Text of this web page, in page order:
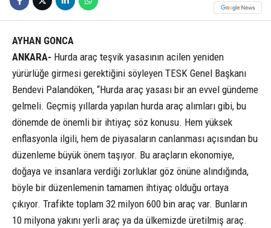
AYHAN GONCA
ANKARA- Hurda araç teşvik yasasının acilen yeniden
yürürlüğe girmesi gerektiğini söyleyen TESK Genel Başkanı
Bendevi Palandöken, “Hurda araç yasası bir an evvel gündeme
gelmeli. Geçmiş yıllarda yapılan hurda araç alımları gibi, bu
dönemde de önemli bir ihtiyaç söz konusu. Hem yüksek
enflasyonla ilgili, hem de piyasaların canlanması açısından bu
düzenleme büyük önem taşıyor. Bu araçların ekonomiye,
doğaya ve insanlara verdiği zorluklar göz önüne alındığında,
böyle bir düzenlemenin tamamen ihtiyaç olduğu ortaya
çıkıyor. Trafikte toplam 32 milyon 600 bin araç var. Bunların
10 milyona yakını yerli araç ya da ülkemizde üretilmiş araç.